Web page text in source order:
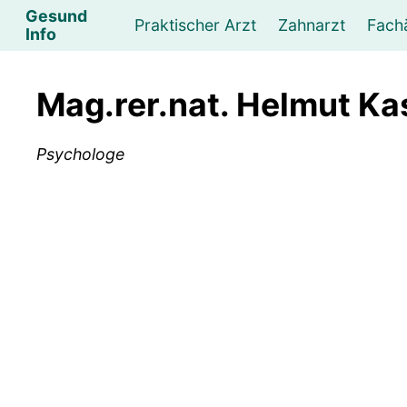
Gesund
Info
Praktischer Arzt Zahnarzt
Mag.rer.nat. Helmut
Psychologe